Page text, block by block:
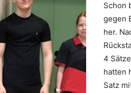
Schon
gegen
her.
4
hatten
Satz